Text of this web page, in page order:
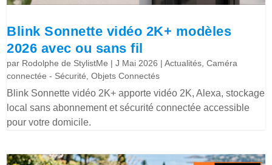
Blink Sonnette vidéo 2K+ modèles
2026 avec ou sans fil
par Rodolphe de StylistMe |J Mai 2026 |Actualités,Caméra
connectée - Sécurité,Objets Connectés
Blink Sonnette vidéo 2K+ apporte vidéo 2K, Alexa, stockage
local sans abonnement et sécurité connectée accessible
pour votre domicile.